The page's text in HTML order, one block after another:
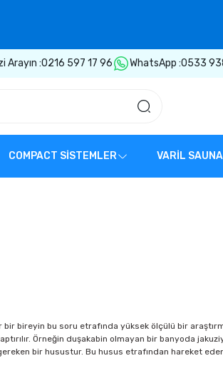
Arayın :0216 597 17 96 WhatsApp :0533
COMPACT SİSTEMLER VARİL SAUNA
bir bireyin bu soru etrafında yüksek ölçülü bir
Örneğin duşakabin olmayan bir banyoda
bir husustur. Bu husus etrafından hareket